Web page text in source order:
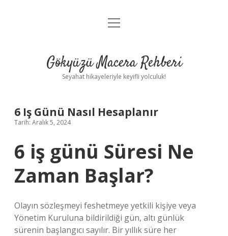
Anasayfa
Yasal Uyarı
menüyü
Gökyüzü Macera Rehberi
Seyahat hikayeleriyle keyifli yolculuk!
6 Iş Günü Nasıl Hesaplanır
Tarih: Aralık 5, 2024
6 iş günü Süresi Ne
Zaman Başlar?
Olayın sözleşmeyi feshetmeye yetkili kişiye veya
Yönetim Kuruluna bildirildiği gün, altı günlük
sürenin başlangıcı sayılır. Bir yıllık süre her